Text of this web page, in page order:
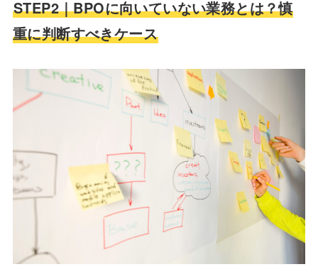
STEP2｜BPOに向いていない業務とは？慎
重に判断すべきケース